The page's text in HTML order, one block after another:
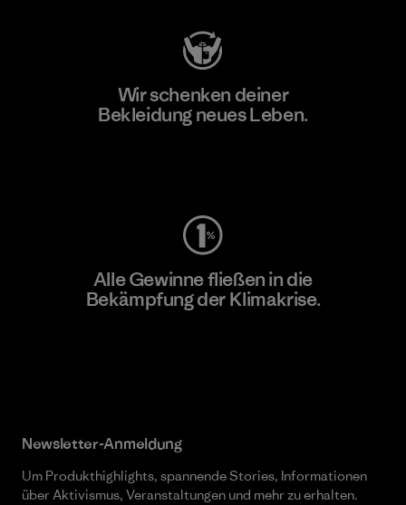
Wir schenken deiner
Bekleidung neues Leben.
Alle Gewinne fließen in die
Bekämpfung der Klimakrise.
Newsletter-Anmeldung
Um Produkthighlights, spannende Stories, Informationen
über Aktivismus, Veranstaltungen und mehr zu erhalten.